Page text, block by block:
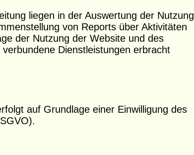
liegen in der Auswertung der Nutzung
von Reports über Aktivitäten
der Nutzung der Website und des
Dienstleistungen erbracht
auf Grundlage einer Einwilligung des